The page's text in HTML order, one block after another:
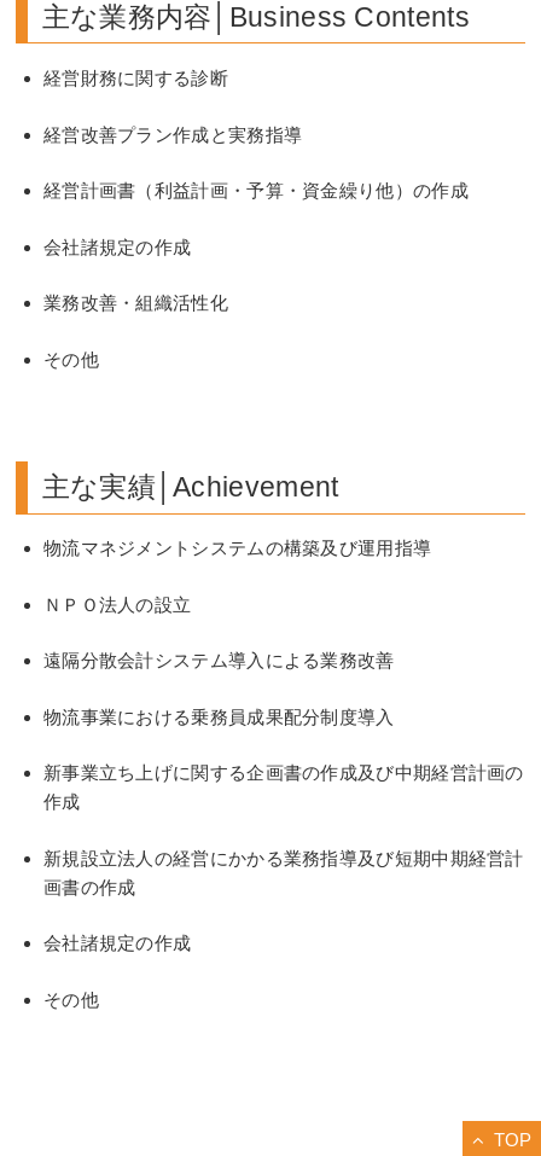
主な業務内容│Business Contents
経営財務に関する診断
経営改善プラン作成と実務指導
経営計画書（利益計画・予算・資金繰り他）の作成
会社諸規定の作成
業務改善・組織活性化
その他
主な実績│Achievement
物流マネジメントシステムの構築及び運用指導
ＮＰＯ法人の設立
遠隔分散会計システム導入による業務改善
物流事業における乗務員成果配分制度導入
新事業立ち上げに関する企画書の作成及び中期経営計画の
作成
新規設立法人の経営にかかる業務指導及び短期中期経営計
画書の作成
会社諸規定の作成
その他
TOP